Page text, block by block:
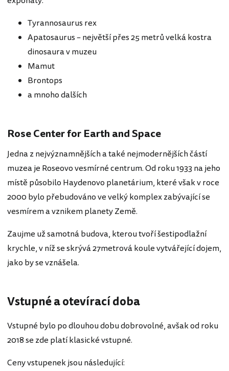
Tyrannosaurus rex
Apatosaurus – největší přes 25 metrů velká kostra
dinosaura v muzeu
Mamut
Brontops
a mnoho dalších
Rose Center for Earth and Space
Jedna z nejvýznamnějších a také nejmodernějších částí
muzea je Roseovo vesmírné centrum. Od roku 1933 na jeho
místě působilo Haydenovo planetárium, které však v roce
2000 bylo přebudováno ve velký komplex zabývající se
vesmírem a vznikem planety Země.
Zaujme už samotná budova, kterou tvoří šestipodlažní
krychle, v níž se skrývá 27metrová koule vytvářející dojem,
jako by se vznášela.
Vstupné a otevírací doba
Vstupné bylo po dlouhou dobu dobrovolné, avšak od roku
2018 se zde platí klasické vstupné.
Ceny vstupenek jsou následující: